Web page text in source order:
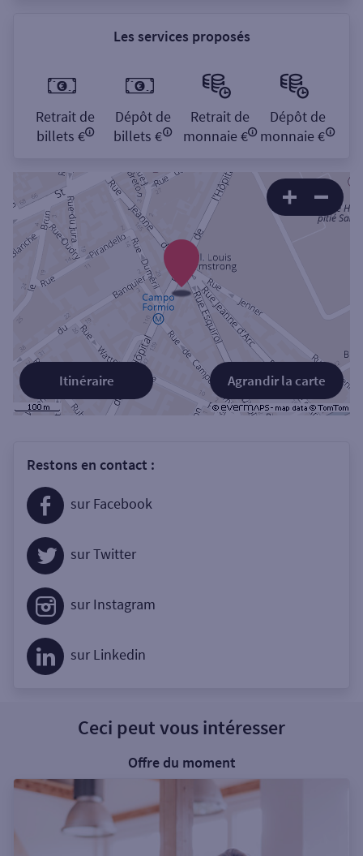
Les services proposés
Retrait de
billets €
Dépôt de
billets €
Retrait de
monnaie €
Dépôt de
monnaie €
Agrandir la carte
Itinéraire
Restons en contact :
sur Facebook
sur Twitter
sur Instagram
sur Linkedin
Ceci peut vous intéresser
Offre du moment